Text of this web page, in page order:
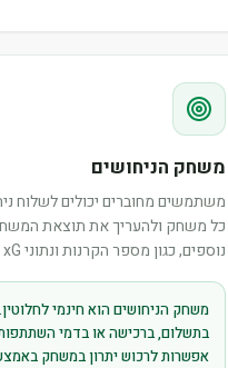
משחק הניחושים
משתמשים מחוברים יכולים לשלוח
כל משחק ולהעריך את תוצאת
נוספים, כגון מספר הקרנות ונתוני xG צפויים.
משחק הניחושים הוא חינמי
בתשלום, ברכישה או בדמי
אפשרות לרכוש יתרון במשחק